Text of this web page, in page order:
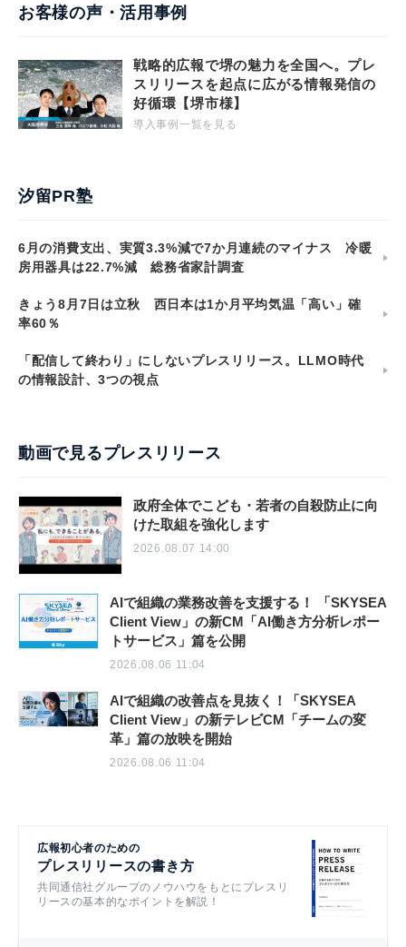
お客様の声・活用事例
戦略的広報で堺の魅力を全国へ。プレ
スリリースを起点に広がる情報発信の
好循環【堺市様】
導入事例一覧を見る
汐留PR塾
6月の消費支出、実質3.3%減で7か月連続のマイナス 冷暖
房用器具は22.7%減 総務省家計調査
きょう8月7日は立秋 西日本は1か月平均気温「高い」確
率60％
「配信して終わり」にしないプレスリリース。LLMO時代
の情報設計、3つの視点
動画で見るプレスリリース
政府全体でこども・若者の自殺防止に向
けた取組を強化します
2026.08.07 14:00
AIで組織の業務改善を支援する！ 「SKYSEA
Client View」の新CM「AI働き方分析レポー
トサービス」篇を公開
2026.08.06 11:04
AIで組織の改善点を見抜く！「SKYSEA
Client View」の新テレビCM「チームの変
革」篇の放映を開始
2026.08.06 11:04
広報初心者のための
プレスリリースの書き方
共同通信社グループのノウハウをもとにプレスリ
リースの基本的なポイントを解説！